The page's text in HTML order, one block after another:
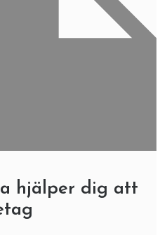
hjälper dig att